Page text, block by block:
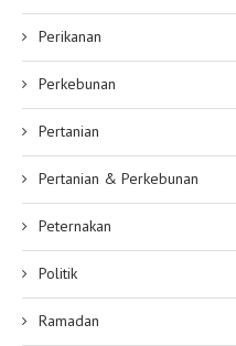
Perikanan
Perkebunan
Pertanian
Pertanian & Perkebunan
Peternakan
Politik
Ramadan